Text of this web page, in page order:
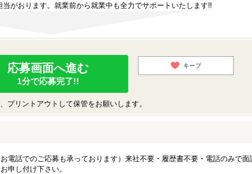
がおります。就業前から就業中も全力でサポートいたします!!
応募画面へ進む
1分で応募完了!!
キープ
リントアウトして保管をお願いします。
電話でのご応募も承っております）来社不要・履歴書不要・電話のみで面
申し付け下さい。